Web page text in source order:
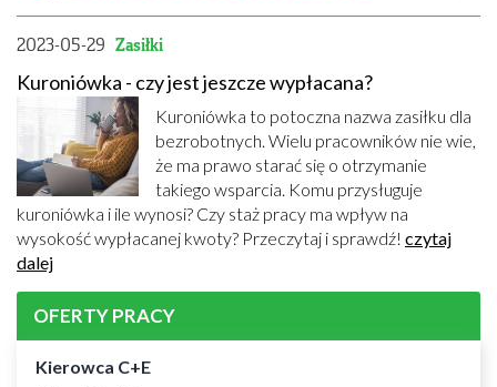
2023-05-29 Zasiłki
Kuroniówka - czy jest jeszcze wypłacana?
Kuroniówka to potoczna nazwa zasiłku dla
bezrobotnych. Wielu pracowników nie wie,
że ma prawo starać się o otrzymanie
takiego wsparcia. Komu przysługuje
kuroniówka i ile wynosi? Czy staż pracy ma wpływ na
wysokość wypłacanej kwoty? Przeczytaj i sprawdź! czytaj
dalej
OFERTY PRACY
Kierowca C+E